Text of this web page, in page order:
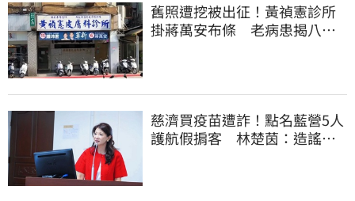
舊照遭挖被出征！黃禎憲診所
掛蔣萬安布條 老病患揭八仙
慈濟買疫苗遭詐！點名藍營5人
護航假掮客 林楚茵：造謠政